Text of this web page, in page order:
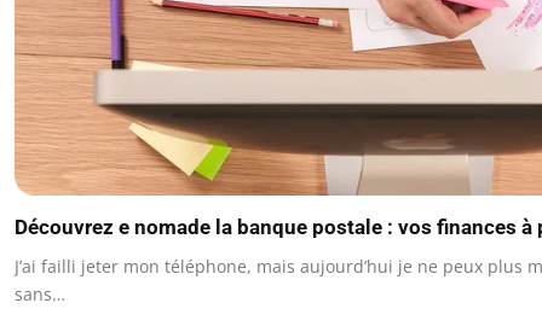
Découvrez e nomade la banque postale : vos finances
J’ai failli jeter mon téléphone, mais aujourd’hui je ne peux plus
sans…